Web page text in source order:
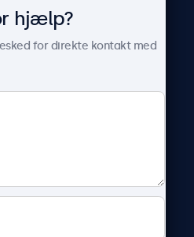
Om Beetronics
hos os
hjælp?
for direkte kontakt med